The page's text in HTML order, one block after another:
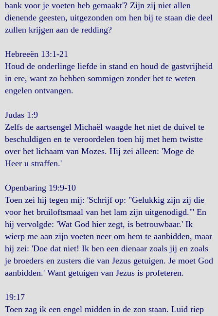
bank voor je voeten heb gemaakt'? Zijn zij niet allen
dienende geesten, uitgezonden om hen bij te staan die deel
zullen krijgen aan de redding?
Hebreeën 13:1-21
Houd de onderlinge liefde in stand en houd de gastvrijheid
in ere, want zo hebben sommigen zonder het te weten
engelen ontvangen.
Judas 1:9
Zelfs de aartsengel Michaël waagde het niet de duivel te
beschuldigen en te veroordelen toen hij met hem twistte
over het lichaam van Mozes. Hij zei alleen: 'Moge de
Heer u straffen.'
Openbaring 19:9-10
Toen zei hij tegen mij: 'Schrijf op: "Gelukkig zijn zij die
voor het bruiloftsmaal van het lam zijn uitgenodigd."' En
hij vervolgde: 'Wat God hier zegt, is betrouwbaar.' Ik
wierp me aan zijn voeten neer om hem te aanbidden, maar
hij zei: 'Doe dat niet! Ik ben een dienaar zoals jij en zoals
je broeders en zusters die van Jezus getuigen. Je moet God
aanbidden.' Want getuigen van Jezus is profeteren.
19:17
Toen zag ik een engel midden in de zon staan. Luid riep